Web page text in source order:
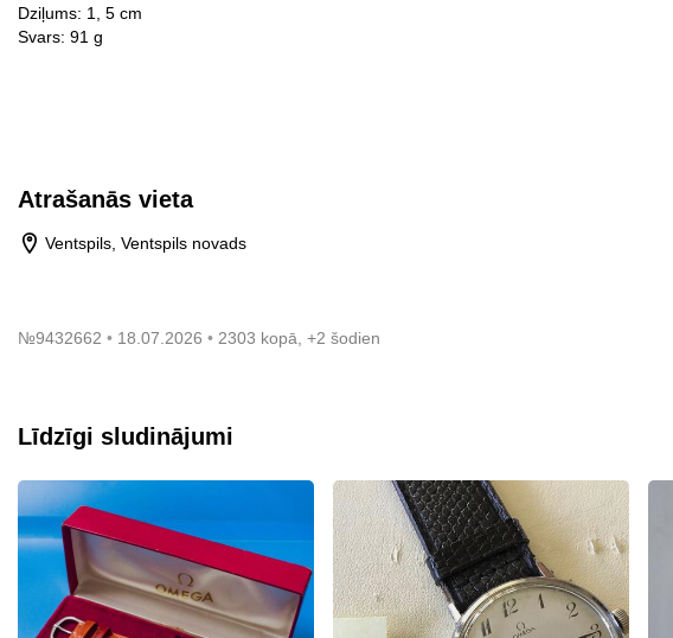
Dziļums: 1, 5 cm
Svars: 91 g
Atrašanās vieta
Ventspils, Ventspils novads
№9432662 18.07.2026 2303 kopā, +2 šodien
Līdzīgi sludinājumi